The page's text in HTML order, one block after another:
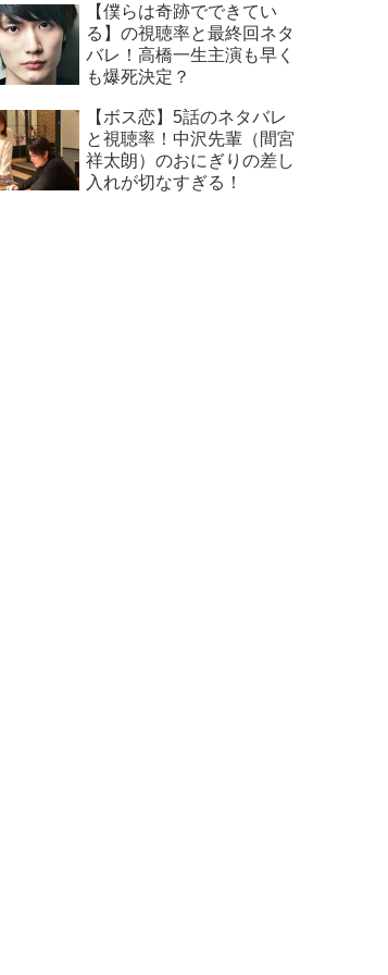
【僕らは奇跡でできてい
る】の視聴率と最終回ネタ
バレ！高橋一生主演も早く
も爆死決定？
【ボス恋】5話のネタバレ
と視聴率！中沢先輩（間宮
祥太朗）のおにぎりの差し
入れが切なすぎる！